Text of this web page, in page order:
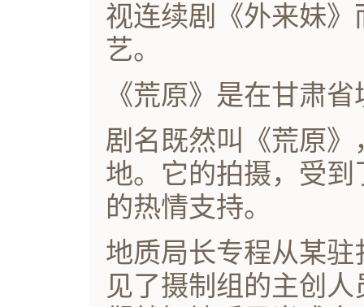
视连续剧《外来妹
艺。
《荒原》是在甘肃
剧名既然叫《荒原
地。它的拍摄，受
的热情支持。
地质局长专程从某
见了摄制组的主创